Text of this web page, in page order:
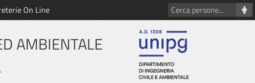
On Line
Cerca
persone
AMBIENTALE